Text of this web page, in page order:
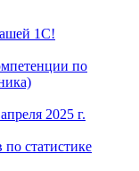
1С!
по
2025 г.
по статистике